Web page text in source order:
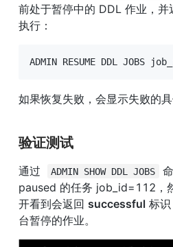
前处于暂停中的 DDL 作业，并
执行：
ADMIN RESUME DDL JOBS
如果恢复失败，会显示失败的具
验证测试
通过 ADMIN SHOW DDL JOBS
paused 的任务 job_id=112，
开看到会返回 successful 标
台暂停的作业。